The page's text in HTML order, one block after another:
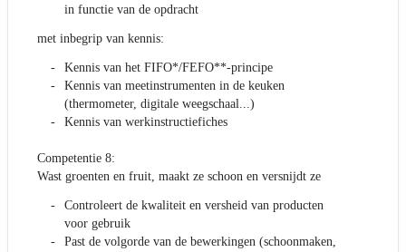
in functie van de opdracht
met inbegrip van kennis:
Kennis van het FIFO*/FEFO**-principe
Kennis van meetinstrumenten in de keuken
(thermometer, digitale weegschaal...)
Kennis van werkinstructiefiches
Competentie 8:
Wast groenten en fruit, maakt ze schoon en versnijdt ze
Controleert de kwaliteit en versheid van producten
voor gebruik
Past de volgorde van de bewerkingen (schoonmaken,